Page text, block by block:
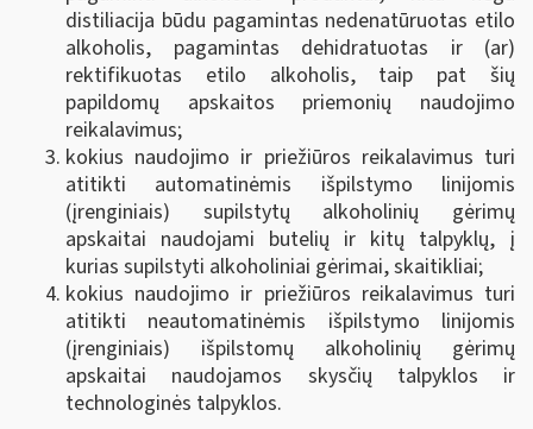
distiliacija būdu pagamintas nedenatūruotas etilo
alkoholis, pagamintas dehidratuotas ir (ar)
rektifikuotas etilo alkoholis, taip pat šių
papildomų apskaitos priemonių naudojimo
reikalavimus;
kokius naudojimo ir priežiūros reikalavimus turi
atitikti automatinėmis išpilstymo linijomis
(įrenginiais) supilstytų alkoholinių gėrimų
apskaitai naudojami butelių ir kitų talpyklų, į
kurias supilstyti alkoholiniai gėrimai, skaitikliai;
kokius naudojimo ir priežiūros reikalavimus turi
atitikti neautomatinėmis išpilstymo linijomis
(įrenginiais) išpilstomų alkoholinių gėrimų
apskaitai naudojamos skysčių talpyklos ir
technologinės talpyklos.